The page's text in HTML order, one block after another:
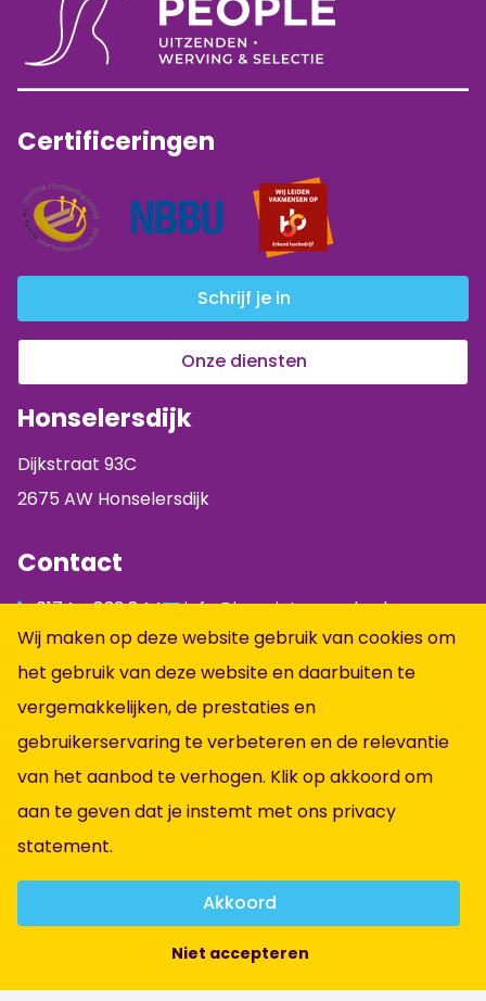
Certificeringen
Schrijf je in
Onze diensten
Honselersdijk
Dijkstraat 93C
2675 AW Honselersdijk
Contact
0174 - 833 844
info@jumpintopeople.nl
Facebook
Instagram
LinkedIn
Informatie
Alle vacatures
Vacatures per vakgebied
Over ons
Contact
Algemene voorwaarden
Wij maken op deze website gebruik van cookies om
het gebruik van deze website en daarbuiten te
vergemakkelijken, de prestaties en
gebruikerservaring te verbeteren en de relevantie
van het aanbod te verhogen. Klik op akkoord om
aan te geven dat je instemt met ons privacy
statement.
Akkoord
Niet accepteren